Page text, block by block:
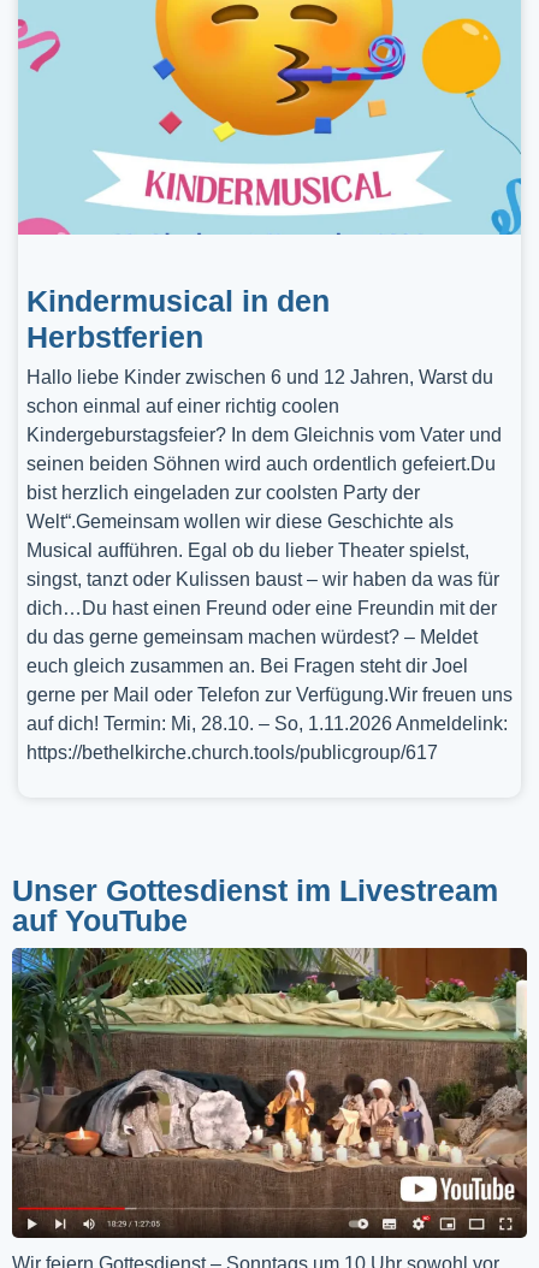
Kindermusical in den
Herbstferien
Hallo liebe Kinder zwischen 6 und 12 Jahren, Warst du
schon einmal auf einer richtig coolen
Kindergeburstagsfeier? In dem Gleichnis vom Vater und
seinen beiden Söhnen wird auch ordentlich gefeiert.Du
bist herzlich eingeladen zur coolsten Party der
Welt“.Gemeinsam wollen wir diese Geschichte als
Musical aufführen. Egal ob du lieber Theater spielst,
singst, tanzt oder Kulissen baust – wir haben da was für
dich…Du hast einen Freund oder eine Freundin mit der
du das gerne gemeinsam machen würdest? – Meldet
euch gleich zusammen an. Bei Fragen steht dir Joel
gerne per Mail oder Telefon zur Verfügung.Wir freuen uns
auf dich! Termin: Mi, 28.10. – So, 1.11.2026 Anmeldelink:
https://bethelkirche.church.tools/publicgroup/617
Unser Gottesdienst im Livestream
auf YouTube
Wir feiern Gottesdienst – Sonntags um 10 Uhr sowohl vor